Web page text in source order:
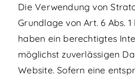
Die Verwendung von
Grundlage von Art. 6 Abs. 1
haben ein berechtigtes
möglichst zuverlässigen
Website. Sofern eine